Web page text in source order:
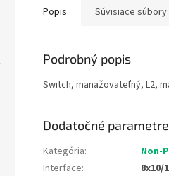
Popis Súvisiace súbory
Podrobný popis
Switch, manažovateľný, L2,
Dodatočné parametre
Kategória:
Non-
Interface:
8x10/